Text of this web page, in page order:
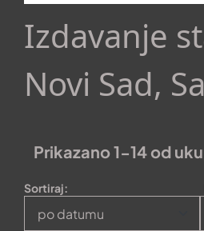
Izdavanje
Novi Sad,
Prikazano 1-14 od
Sortiraj:
po datumu